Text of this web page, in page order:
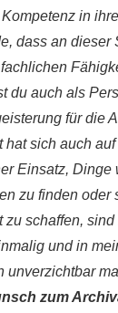
in
dass an dieser
du auch als
für die
sich auch
Einsatz, Dinge
zu finden oder
schaffen,
und in
unverzichtbar
zum